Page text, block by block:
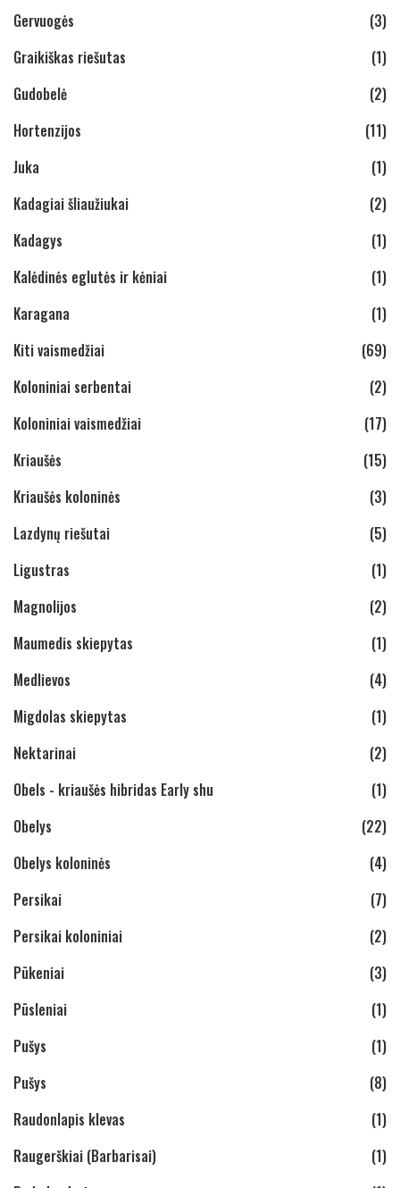
Gervuogės
(3)
Graikiškas riešutas
(1)
Gudobelė
(2)
Hortenzijos
(11)
Juka
(1)
Kadagiai šliaužiukai
(2)
Kadagys
(1)
Kalėdinės eglutės ir kėniai
(1)
Karagana
(1)
Kiti vaismedžiai
(69)
Koloniniai serbentai
(2)
Koloniniai vaismedžiai
(17)
Kriaušės
(15)
Kriaušės koloninės
(3)
Lazdynų riešutai
(5)
Ligustras
(1)
Magnolijos
(2)
Maumedis skiepytas
(1)
Medlievos
(4)
Migdolas skiepytas
(1)
Nektarinai
(2)
Obels - kriaušės hibridas Early shu
(1)
Obelys
(22)
Obelys koloninės
(4)
Persikai
(7)
Persikai koloniniai
(2)
Pūkeniai
(3)
Pūsleniai
(1)
Pušys
(1)
Pušys
(8)
Raudonlapis klevas
(1)
Raugerškiai (Barbarisai)
(1)